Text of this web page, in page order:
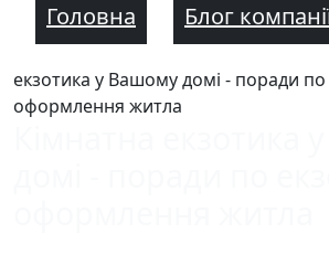
Головна Блог
екзотика у Вашому домі - поради
оформлення житла